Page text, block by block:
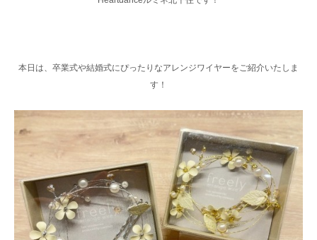
本日は、卒業式や結婚式にぴったりなアレンジワイヤーをご紹介いたしま
す！